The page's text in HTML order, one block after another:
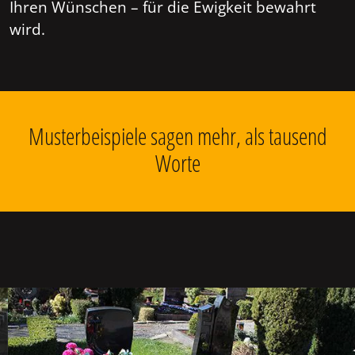
Ihren Wünschen – für die Ewigkeit bewahrt
wird.
Musterbeispiele sagen mehr, als tausend
Worte